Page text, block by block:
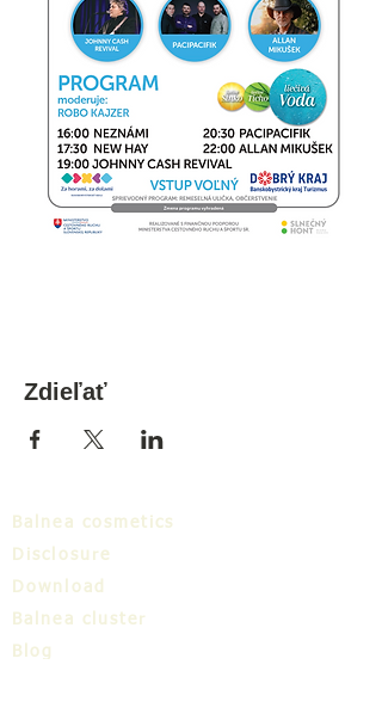
Zdieľať
Balnea cosmetics
Disclosure
Download
Balnea cluster
Blog